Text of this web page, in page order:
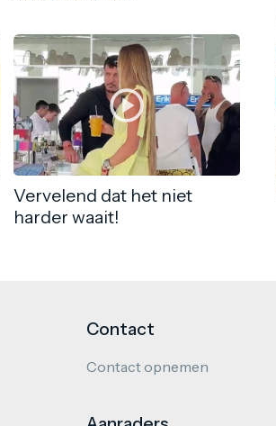
Vervelend dat het niet
harder waait!
Contact
Contact opnemen